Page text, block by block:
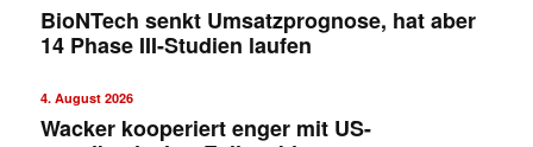
BioNTech senkt Umsatzprognose, hat aber
14 Phase III-Studien laufen
4. August 2026
Wacker kooperiert enger mit US-